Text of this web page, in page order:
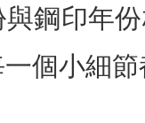
鋼印年
個小細